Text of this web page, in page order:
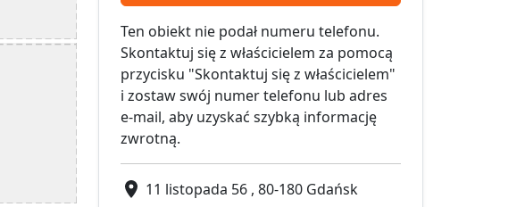
Ten obiekt nie podał numeru telefonu.
Skontaktuj się z właścicielem za pomocą
przycisku "Skontaktuj się z właścicielem"
i zostaw swój numer telefonu lub adres
e-mail, aby uzyskać szybką informację
zwrotną.
11 listopada 56 , 80-180 Gdańsk